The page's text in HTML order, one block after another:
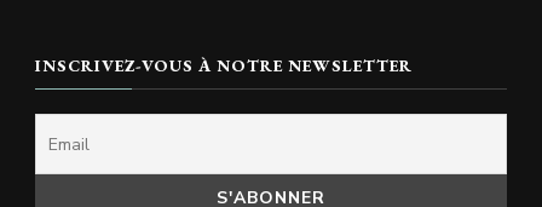
INSCRIVEZ-VOUS À NOTRE NEWSLETTER